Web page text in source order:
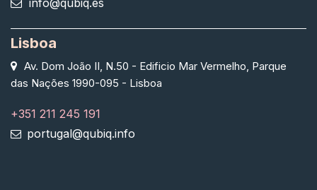
Lisboa
Av. Dom João II, N.50 - Edificio Mar Vermelho, Parque
das Nações 1990-095 - Lisboa
+351 211 245 191
portugal@qubiq.info